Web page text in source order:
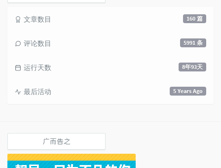
160 篇
文章数目
5991 条
评论数目
8年93天
运行天数
5 Years Ago
最后活动
广而告之